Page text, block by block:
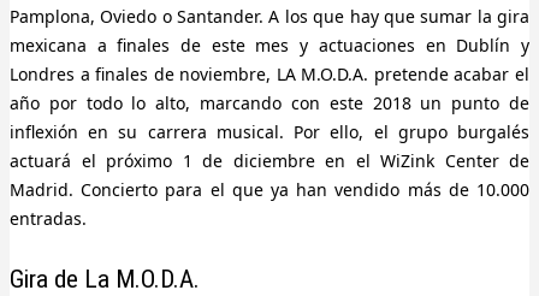
Pamplona, Oviedo o Santander. A los que hay que sumar la gira
mexicana a finales de este mes y actuaciones en Dublín y
Londres a finales de noviembre, LA M.O.D.A. pretende acabar el
año por todo lo alto, marcando con este 2018 un punto de
inflexión en su carrera musical. Por ello, el grupo burgalés
actuará el próximo 1 de diciembre en el WiZink Center de
Madrid. Concierto para el que ya han vendido más de 10.000
entradas.
Gira de La M.O.D.A.